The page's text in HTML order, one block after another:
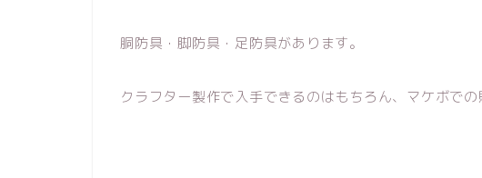
胴防具・脚防具・足防具があります。
クラフター製作で入手できるのはもちろん、マケボでの